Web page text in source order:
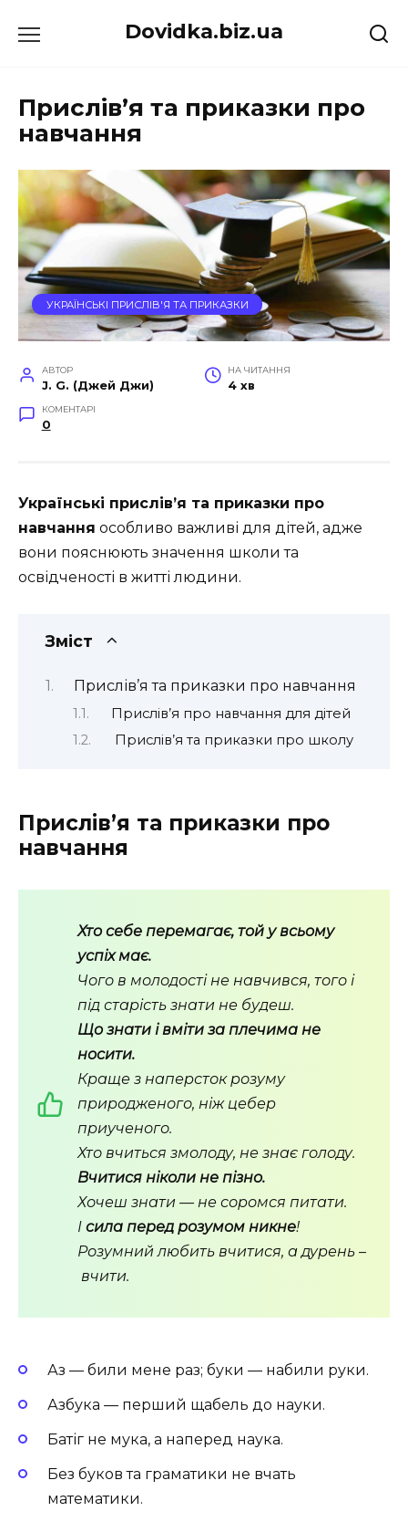
до
Dovidka.biz.ua
Прислів’я та приказки про
навчання
УКРАЇНСЬКІ ПРИСЛІВ'Я ТА ПРИКАЗКИ
АВТОР
J. G. (Джей Джи)
НА ЧИТАННЯ
4 хв
КОМЕНТАРІ
0
Українські прислів’я та приказки про
навчання особливо важливі для дітей, адже
вони пояснюють значення школи та
освідченості в житті людини.
Зміст
Прислів’я та приказки про навчання
Прислів’я про навчання для дітей
Прислів’я та приказки про школу
Прислів’я та приказки про
навчання
Хто себе перемагає, той у всьому
успіх має.
Чого в молодості не навчився, того і
під старість знати не будеш.
Що знати і вміти за плечима не
носити.
Краще з наперсток розуму
природженого, ніж цебер
приученого.
Хто вчиться змолоду, не знає голоду.
Вчитися ніколи не пізно.
Хочеш знати — не соромся питати.
І сила перед розумом никне!
Розумний любить вчитися, а дурень –
вчити.
Аз — били мене раз; буки — набили руки.
Азбука — перший щабель до науки.
Батіг не мука, а наперед наука.
Без буков та граматики не вчать
математики.